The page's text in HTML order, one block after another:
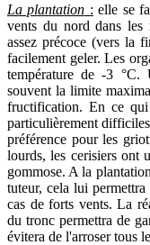
La plantation : elle se
vents du nord dans
assez précoce (vers la
facilement geler. Les
température de -3 °C.
souvent la limite
fructification. En ce
particulièrement
préférence pour les
lourds, les cerisiers ont
gommose. A la
tuteur, cela lui
cas de forts vents. La
du tronc permettra de
évitera de l'arroser tous